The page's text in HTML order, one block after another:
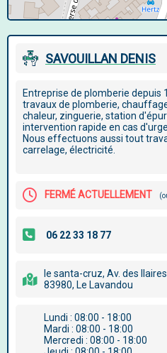
SAVOUILLAN DENIS
Entreprise de plomberie
travaux de plomberie,
chaleur, zinguerie, station
intervention rapide en cas
Nous effectuons aussi tout
carrelage, électricité.
FERMÉ ACTUELLEMENT
le santa-cruz, Av. des Ilaires
83980, Le Lavandou
Lundi : 08:00 - 18:00
Mardi : 08:00 - 18:00
Mercredi : 08:00 - 18:00